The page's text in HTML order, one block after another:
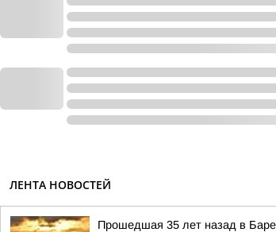
ЛЕНТА НОВОСТЕЙ
Прошедшая 35 лет назад в